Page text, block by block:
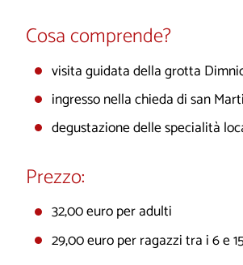
Cosa comprende?
visita guidata della grotta
ingresso nella chieda di san
degustazione delle specialità
Prezzo:
32,00 euro per adulti
29,00 euro per ragazzi tra i 6 e